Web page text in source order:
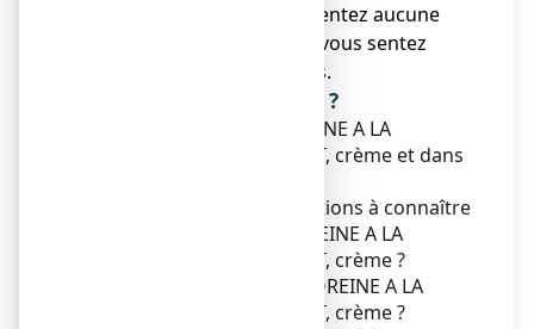
médecin si vous ne ressentez aucune
amélioration ou si vous vous sentez
moins bien après 7 jours.
Que contient cette notice ?
1. Qu'est-ce que TITANOREINE A LA
LIDOCAINE 2 POUR CENT, crème et dans
2. Quelles sont les informations à connaître
avant d'utiliser TITANOREINE A LA
LIDOCAINE 2 POUR CENT, crème ?
3. Comment utiliser TITANOREINE A LA
LIDOCAINE 2 POUR CENT, crème ?